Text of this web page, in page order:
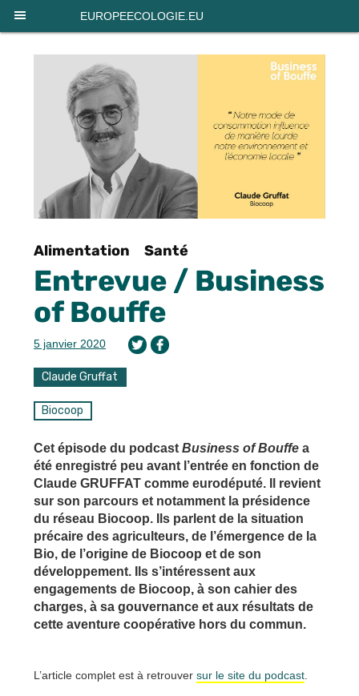
EUROPEECOLOGIE.EU
Alimentation Santé
Entrevue / Business
of Bouffe
5 janvier 2020
Claude Gruffat
Biocoop
Cet épisode du podcast Business of Bouffe a
été enregistré peu avant l’entrée en fonction de
Claude GRUFFAT comme eurodéputé. Il revient
sur son parcours et notamment la présidence
du réseau Biocoop. Ils parlent de la situation
précaire des agriculteurs, de l’émergence de la
Bio, de l’origine de Biocoop et de son
développement. Ils s’intéressent aux
engagements de Biocoop, à son cahier des
charges, à sa gouvernance et aux résultats de
cette aventure coopérative hors du commun.
L’article complet est à retrouver sur le site du podcast